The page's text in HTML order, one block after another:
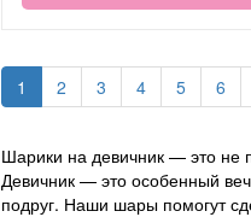
1 2 3 4 5 6
Шарики на девичник — это не
Девичник — это особенный
подруг. Наши шары помогут